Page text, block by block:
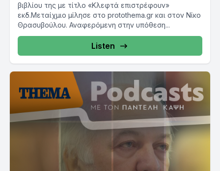
βιβλίου της με τίτλο «Κλεφτά επιστρέφουν»
εκδ.Μεταίχμιο μίλησε στο protothema.gr και στον Νίκο
Θρασυβούλου. Αναφερόμενη στην υπόθεση...
Listen